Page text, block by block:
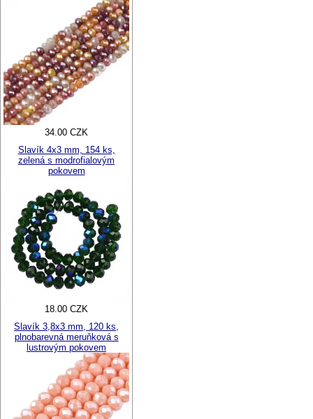
34.00 CZK
Slavík 4x3 mm, 154 ks,
zelená s modrofialovým
pokovem
18.00 CZK
Slavík 3,8x3 mm, 120 ks,
plnobarevná meruňková s
lustrovým pokovem